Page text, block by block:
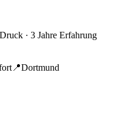
· 3 Jahre Erfahrung
📍Dortmund